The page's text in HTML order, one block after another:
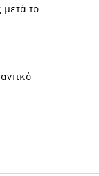
μετά το